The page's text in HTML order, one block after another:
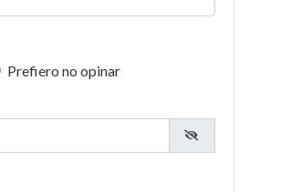
Prefiero no opinar